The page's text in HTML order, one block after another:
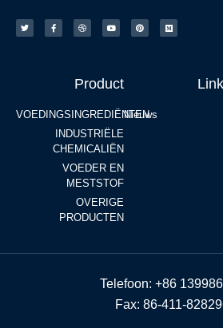
Product
VOEDINGSINGREDIËNTEN
INDUSTRIËLE
CHEMICALIËN
VOEDER EN
MESTSTOF
OVERIGE
PRODUCTEN
Nieuws
Telefoon: +86
Fax: 86-411-